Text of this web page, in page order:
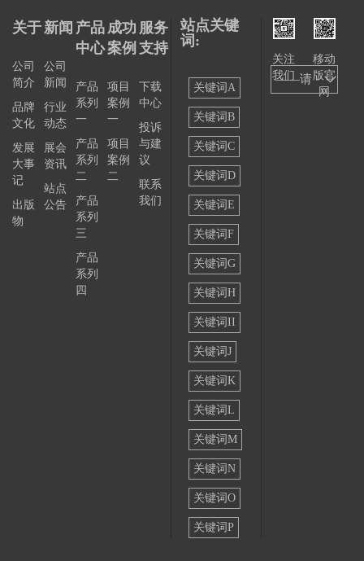
关于
公司
简介
品牌
文化
发展
大事
记
出版
物
新闻
公司
新闻
行业
动态
展会
资讯
站点
公告
产品
中心
产品
系列
一
产品
系列
二
产品
系列
三
产品
系列
四
成功
案例
项目
案例
一
项目
案例
二
服务
支持
下载
中心
投诉
与建
议
联系
我们
站点关键
词:
关键词A
关键词B
关键词C
关键词D
关键词E
关键词F
关键词G
关键词H
关键词II
关键词J
关键词K
关键词L
关键词M
关键词N
关键词O
关键词P
关注
我们
移动
版官
网
——请